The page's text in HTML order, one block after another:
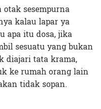
sesempurna
kalau lapar ya
apa itu dosa, jika
sesuatu yang bukan
diajari tata krama,
ke rumah orang lain
tidak sopan.